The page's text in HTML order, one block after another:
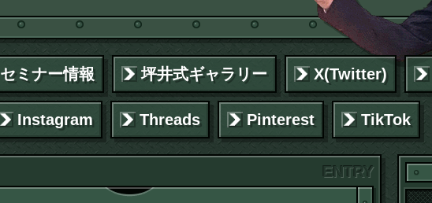
セミナー情報 坪井式ギャラリー X(Twitter)
Instagram Threads Pinterest TikTok